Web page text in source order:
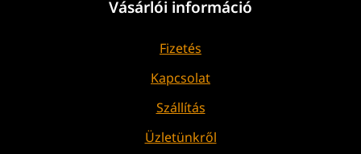
Vásárlói információ
Fizetés
Kapcsolat
Szállítás
Üzletünkről